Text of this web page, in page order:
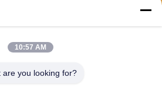
10:57 AM
are you looking for?